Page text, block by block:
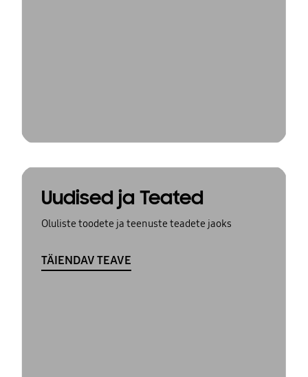
Uudised ja Teated
Oluliste toodete ja teenuste teadete jaoks
TÄIENDAV TEAVE